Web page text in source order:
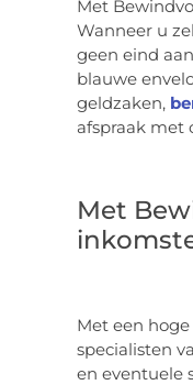
Met
Wanneer u
geen eind
blauwe
geldzaken,
afspraak met
Met
Met een
specialisten
en eventuele